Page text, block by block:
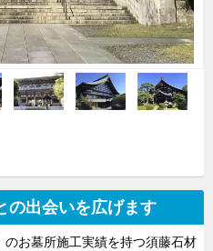
の出会いを広げます
お墓所施工実績を持つ須藤石材